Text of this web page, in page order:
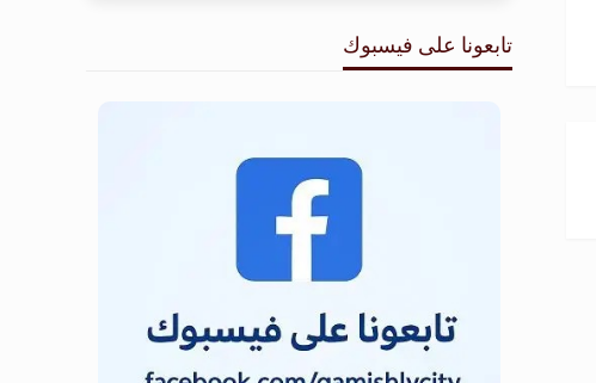
تابعونا على فيسبوك